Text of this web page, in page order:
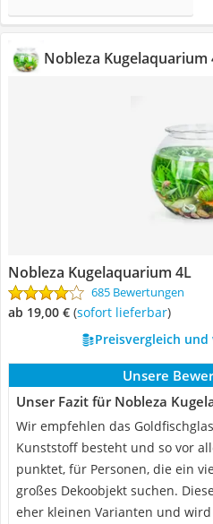
Nobleza Kugelaquarium
Nobleza Kugelaquarium 4L
685 Bewertungen
ab 19,00 € ( Sofort lieferbar)
Preisvergleich
Unsere
Unser Fazit für Nobleza
Wir empfehlen das
Kunststoff besteht und so vor
punktet, für Personen, die ein
großes Dekoobjekt suchen.
eher kleinen Varianten und